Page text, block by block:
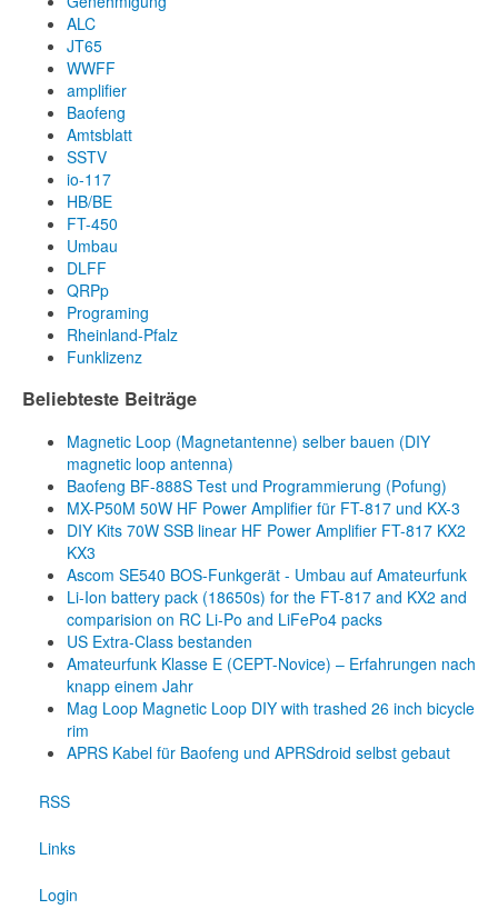
ALC
JT65
WWFF
amplifier
Baofeng
Amtsblatt
SSTV
io-117
HB/BE
FT-450
Umbau
DLFF
QRPp
Programing
Rheinland-Pfalz
Funklizenz
Beliebteste Beiträge
Magnetic Loop (Magnetantenne) selber bauen (DIY
magnetic loop antenna)
Baofeng BF-888S Test und Programmierung (Pofung)
MX-P50M 50W HF Power Amplifier für FT-817 und KX-3
DIY Kits 70W SSB linear HF Power Amplifier FT-817 KX2
KX3
Ascom SE540 BOS-Funkgerät - Umbau auf Amateurfunk
Li-Ion battery pack (18650s) for the FT-817 and KX2 and
comparision on RC Li-Po and LiFePo4 packs
US Extra-Class bestanden
Amateurfunk Klasse E (CEPT-Novice) – Erfahrungen nach
knapp einem Jahr
Mag Loop Magnetic Loop DIY with trashed 26 inch bicycle
rim
APRS Kabel für Baofeng und APRSdroid selbst gebaut
RSS
Links
Login